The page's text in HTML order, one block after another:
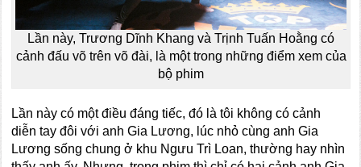
Lần này, Trương Dĩnh Khang và Trịnh Tuấn Hoằng có
cảnh đấu võ trên võ đài, là một trong những điểm xem của
bộ phim
Lần này có một điều đáng tiếc, đó là tôi không có cảnh
diễn tay đôi với anh Gia Lương, lúc nhỏ cùng anh Gia
Lương sống chung ở khu Ngưu Trì Loan, thường hay nhìn